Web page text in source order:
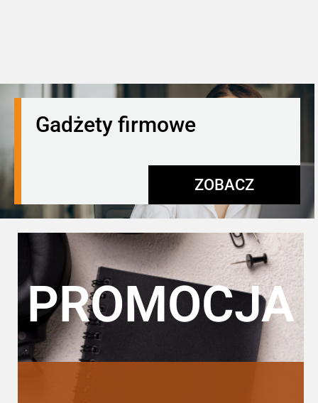
Gadżety firmowe
ZOBACZ
PROMOCJA